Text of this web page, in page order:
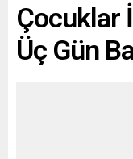
Çocuklar
Üç Gün